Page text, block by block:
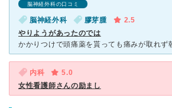
脳神経外科の口コミ
脳神経外科 膠芽腫
2.5
やりようがあったのでは
内科
5.0
女性看護師さんの励まし